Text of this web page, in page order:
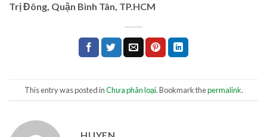
Trị Đông, Quận Bình Tân, TP.HCM
This entry was posted inChưa phân loại. Bookmark thepermalink.